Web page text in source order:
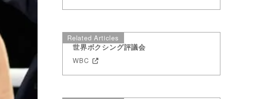
Related Articles
世界ボクシング評議会
WBC